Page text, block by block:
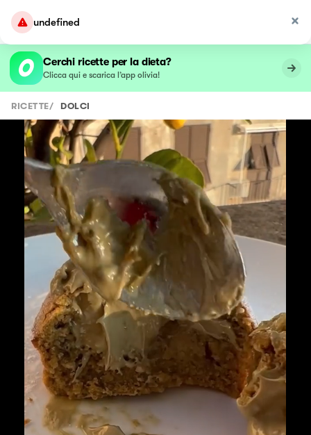
Cerchi ricette per la dieta?
Clicca qui e scarica l’app olivia!
RICETTE/ DOLCI